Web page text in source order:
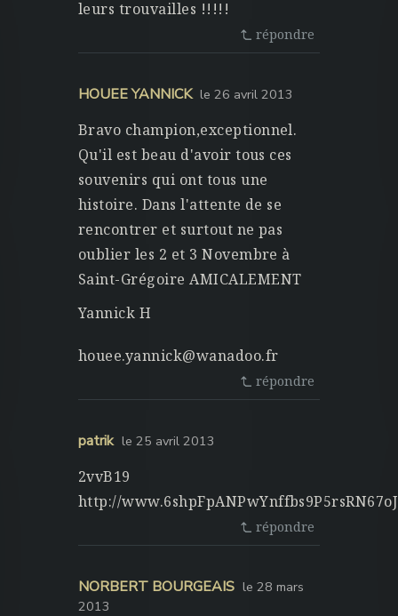
leurs trouvailles !!!!!
répondre
HOUEE YANNICK le 26 avril 2013
Bravo champion,exceptionnel.
Qu'il est beau d'avoir tous ces
souvenirs qui ont tous une
histoire. Dans l'attente de se
rencontrer et surtout ne pas
oublier les 2 et 3 Novembre à
Saint-Grégoire AMICALEMENT
Yannick H
houee.yannick@wanadoo.fr
répondre
patrik le 25 avril 2013
2vvB19
http://
répondre
NORBERT BOURGEAIS le 28 mars
2013